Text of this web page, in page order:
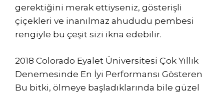
gerektiğini merak ettiyseniz, gösterişli
çiçekleri ve inanılmaz ahududu pembesi
rengiyle bu çeşit sizi ikna edebilir.
2018 Colorado Eyalet Üniversitesi Çok Yıllık
Denemesinde En İyi Performansı Gösteren
Bu bitki, ölmeye başladıklarında bile güzel